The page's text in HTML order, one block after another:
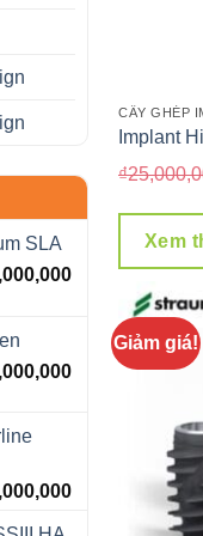
SLA
Giá
₫18,000,000.
Giá
₫21,000,000.
Giá
CẤY GHÉP
Implant
₫
Xem
Giảm giá!